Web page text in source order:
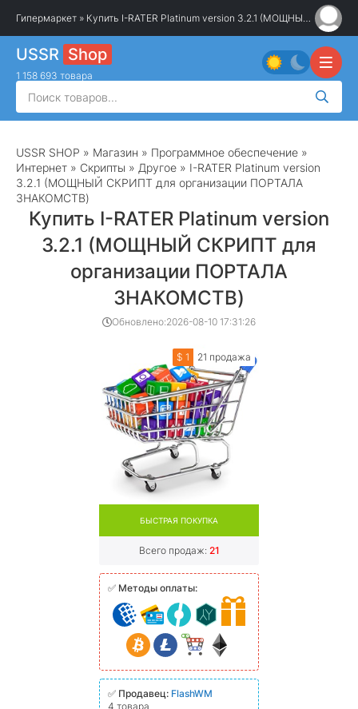
Гипермаркет » Купить I-RATER Platinum version 3.2.1 (МОЩНЫЙ СКРИПТ для организации ПОРТАЛА ЗНАКОМСТВ)
USSR Shop
1 158 693 товара
USSR SHOP » Магазин » Программное обеспечение »
Интернет » Скрипты » Другое » I-RATER Platinum version
3.2.1 (МОЩНЫЙ СКРИПТ для организации ПОРТАЛА
ЗНАКОМСТВ)
Купить I-RATER Platinum version
3.2.1 (МОЩНЫЙ СКРИПТ для
организации ПОРТАЛА
ЗНАКОМСТВ)
Обновлено:2026-08-10 17:31:26
$ 1 21 продажа
БЫСТРАЯ ПОКУПКА
Всего продаж: 21
✅ Методы оплаты:
✅ Продавец: FlashWM
4 товара